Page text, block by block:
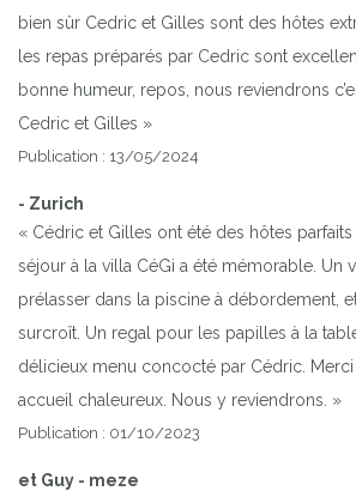
bien sûr Cedric et Gilles sont des hôtes
les repas préparés par Cedric sont
bonne humeur, repos, nous reviendrons
Cedric et Gilles »
Publication : 13/05/2024
- Zurich
« Cédric et Gilles ont été des hôtes
séjour à la villa CéGi a été mémorable. Un
prélasser dans la piscine à débordement,
surcroît. Un regal pour les papilles à la
délicieux menu concocté par Cédric.
accueil chaleureux. Nous y reviendrons. »
Publication : 01/10/2023
et Guy - meze